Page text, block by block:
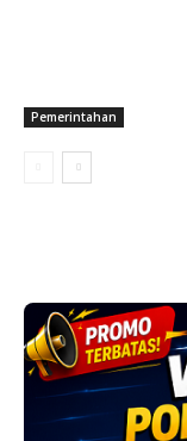
Pemerintahan